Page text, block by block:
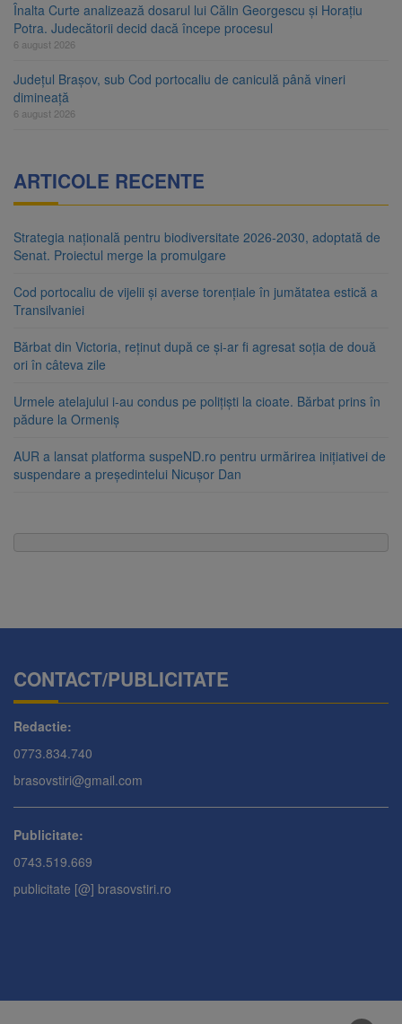
Înalta Curte analizează dosarul lui Călin Georgescu și Horațiu
Potra. Judecătorii decid dacă începe procesul
6 august 2026
Județul Brașov, sub Cod portocaliu de caniculă până vineri
dimineață
6 august 2026
ARTICOLE RECENTE
Strategia națională pentru biodiversitate 2026-2030, adoptată de
Senat. Proiectul merge la promulgare
Cod portocaliu de vijelii și averse torențiale în jumătatea estică a
Transilvaniei
Bărbat din Victoria, reținut după ce și-ar fi agresat soția de două
ori în câteva zile
Urmele atelajului i-au condus pe polițiști la cioate. Bărbat prins în
pădure la Ormeniș
AUR a lansat platforma suspeND.ro pentru urmărirea inițiativei de
suspendare a președintelui Nicușor Dan
CONTACT/PUBLICITATE
Redactie:
0773.834.740
brasovstiri@gmail.com
Publicitate:
0743.519.669
publicitate [@] brasovstiri.ro